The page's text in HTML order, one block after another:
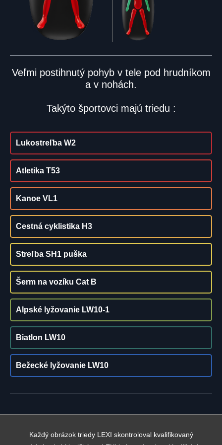
Veľmi postihnutý pohyb v tele pod hrudníkom
a v nohách.
Takýto športovci majú triedu :
Lukostreľba W2
Atletika T53
Kanoe VL1
Cestná cyklistika H3
Streľba SH1 puška
Šerm na vozíku Cat B
Alpské lyžovanie LW10-1
Biatlon LW10
Bežecké lyžovanie LW10
Každý obrázok triedy LEXI skontroloval kvalifikovaný